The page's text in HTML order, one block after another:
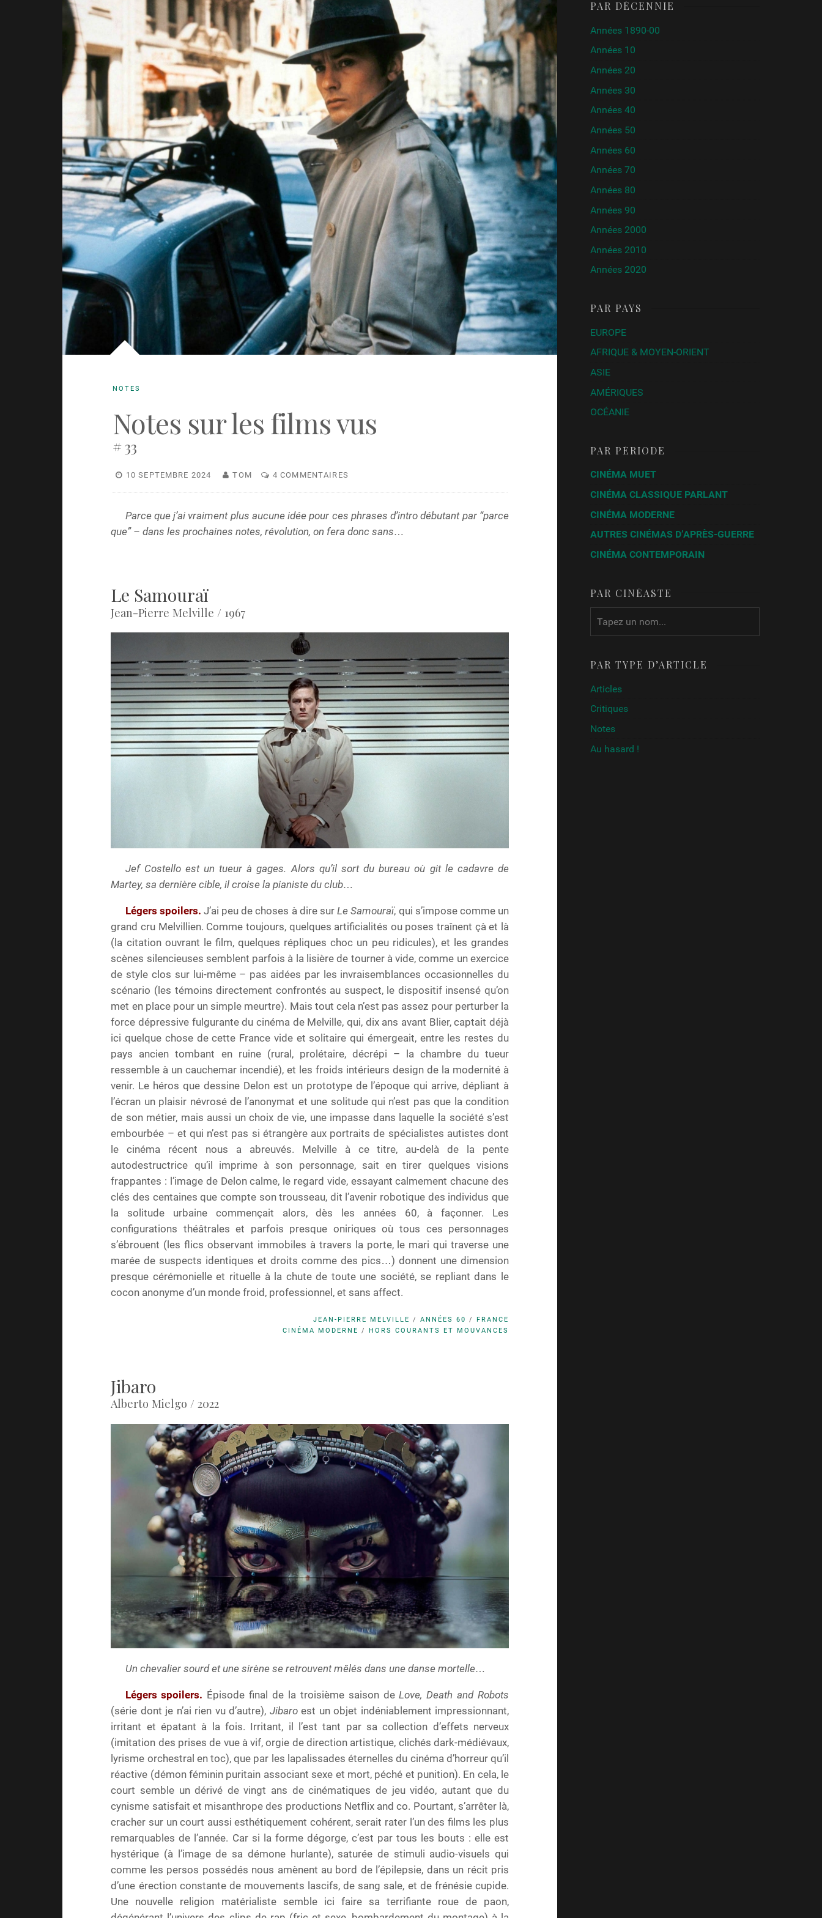
NOTES
Notes sur les films vus
# 33
10 SEPTEMBRE 2024 TOM 4 COMMENTAIRES
Parce que j’ai vraiment plus aucune idée pour ces phrases d’intro débutant par “parce
que” – dans les prochaines notes, révolution, on fera donc sans…
Le Samouraï
Jean-Pierre Melville / 1967
Jef Costello est un tueur à gages. Alors qu’il sort du bureau où git le cadavre de
Martey, sa dernière cible, il croise la pianiste du club…
Légers spoilers. J’ai peu de choses à dire surLe Samouraï, qui s’impose comme un
grand cru Melvillien. Comme toujours, quelques artificialités ou poses traînent çà et là
(la citation ouvrant le film, quelques répliques choc un peu ridicules), et les grandes
scènes silencieuses semblent parfois à la lisière de tourner à vide, comme un exercice
de style clos sur lui-même – pas aidées par les invraisemblances occasionnelles du
scénario (les témoins directement confrontés au suspect, le dispositif insensé qu’on
met en place pour un simple meurtre). Mais tout cela n’est pas assez pour perturber la
force dépressive fulgurante du cinéma de Melville, qui, dix ans avant Blier, captait déjà
ici quelque chose de cette France vide et solitaire qui émergeait, entre les restes du
pays ancien tombant en ruine (rural, prolétaire, décrépi – la chambre du tueur
ressemble à un cauchemar incendié), et les froids intérieurs design de la modernité à
venir. Le héros que dessine Delon est un prototype de l’époque qui arrive, dépliant à
l’écran un plaisir névrosé de l’anonymat et une solitude qui n’est pas que la condition
de son métier, mais aussi un choix de vie, une impasse dans laquelle la société s’est
embourbée – et qui n’est pas si étrangère aux portraits de spécialistes autistes dont
le cinéma récent nous a abreuvés. Melville à ce titre, au-delà de la pente
autodestructrice qu’il imprime à son personnage, sait en tirer quelques visions
frappantes : l’image de Delon calme, le regard vide, essayant calmement chacune des
clés des centaines que compte son trousseau, dit l’avenir robotique des individus que
la solitude urbaine commençait alors, dès les années 60, à façonner. Les
configurations théâtrales et parfois presque oniriques où tous ces personnages
s’ébrouent (les flics observant immobiles à travers la porte, le mari qui traverse une
marée de suspects identiques et droits comme des pics…) donnent une dimension
presque cérémonielle et rituelle à la chute de toute une société, se repliant dans le
cocon anonyme d’un monde froid, professionnel, et sans affect.
JEAN-PIERRE MELVILLE /ANNÉES 60 /FRANCE
CINÉMA MODERNE
/HORS COURANTS ET MOUVANCES
Jibaro
Alberto Mielgo / 2022
Un chevalier sourd et une sirène se retrouvent mêlés dans une danse mortelle…
Légers spoilers. Épisode final de la troisième saison deLove, Death and Robots
(série dont je n’ai rien vu d’autre), Jibaroest un objet indéniablement impressionnant,
irritant et épatant à la fois. Irritant, il l’est tant par sa collection d’effets nerveux
(imitation des prises de vue à vif, orgie de direction artistique, clichés dark-médiévaux,
lyrisme orchestral en toc), que par les lapalissades éternelles du cinéma d’horreur qu’il
réactive (démon féminin puritain associant sexe et mort, péché et punition). En cela, le
court semble un dérivé de vingt ans de cinématiques de jeu vidéo, autant que du
cynisme satisfait et misanthrope des productions Netflix and co. Pourtant, s’arrêter là,
cracher sur un court aussi esthétiquement cohérent, serait rater l’un des films les plus
remarquables de l’année. Car si la forme dégorge, c’est par tous les bouts : elle est
hystérique (à l’image de sa démone hurlante), saturée de stimuli audio-visuels qui
comme les persos possédés nous amènent au bord de l’épilepsie, dans un récit pris
d’une érection constante de mouvements lascifs, de sang sale, et de frénésie cupide.
Une nouvelle religion matérialiste semble ici faire sa terrifiante roue de paon,
PAR DÉCENNIE
Années 1890-00
Années 10
Années 20
Années 30
Années 40
Années 50
Années 60
Années 70
Années 80
Années 90
Années 2000
Années 2010
Années 2020
PAR PAYS
EUROPE
AFRIQUE & MOYEN-ORIENT
ASIE
AMÉRIQUES
OCÉANIE
PAR PÉRIODE
CINÉMA MUET
CINÉMA CLASSIQUE PARLANT
CINÉMA MODERNE
AUTRES CINÉMAS D’APRÈS-GUERRE
CINÉMA CONTEMPORAIN
PAR CINÉASTE
PAR TYPE D’ARTICLE
Articles
Critiques
Notes
Au hasard !